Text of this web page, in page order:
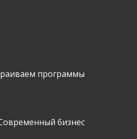
программы
бизнес